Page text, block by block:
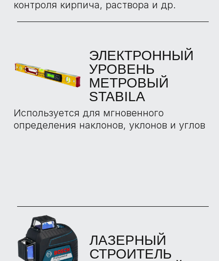
ОТЗЫВЫ О
ПРИЕМКАХ С
НАШИМИ
ЭКСПЕРТАМИ